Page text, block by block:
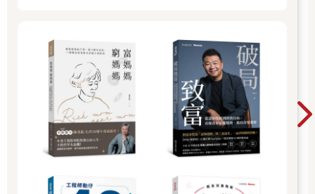
熱、雲端運算數據中心算力服務以及AI應用軟體平台等，各個賽
道間有高度的關聯性。
例如輝達積極推動的共封裝光學（Co-Packaged Optics, CPO）
中，光通訊領域領先的Lumentum、Coherent都是其重要供應商，
數據中心散熱管理龍頭Vertiv是輝達提供AI工廠參考設計的合作夥
伴，雲端運算的Microsoft、Amazon、Alphabet（Google）、
Oracle（甲骨文）等都是輝達的大客戶，花費時間研究這些公司
的成果，彼此相互關聯性高，容易透過這些關聯性進行投資布
賽道優先的選股邏輯能幫助建立回答「可以買哪支股票？」問題